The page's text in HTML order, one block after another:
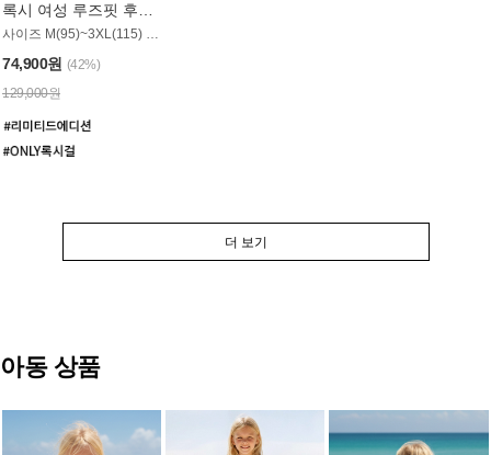
록시 여성 루즈핏 후드 래쉬가드 WT900BRX
사이즈 M(95)~3XL(115) / 롱기장 타입
74,900원 (42%)
129,000원
더 보기
아동 상품